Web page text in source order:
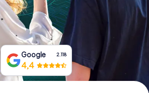
Koop cadeaubonnen
Google 2.118
4,4